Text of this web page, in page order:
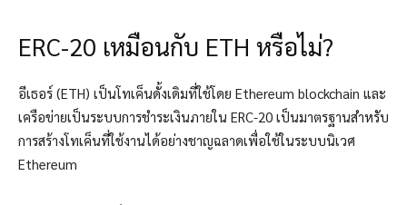
ERC-20 เหมือนกับ ETH หรือไม่?
อีเธอร์ (ETH) เป็นโทเค็นดั้งเดิมที่ใช้โดย Ethereum blockchain และ
เครือข่ายเป็นระบบการชำระเงินภายใน ERC-20 เป็นมาตรฐานสำหรับ
การสร้างโทเค็นที่ใช้งานได้อย่างชาญฉลาดเพื่อใช้ในระบบนิเวศ
Ethereum